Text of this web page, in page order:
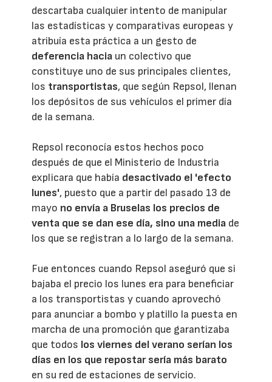
descartaba cualquier intento de manipular
las estadísticas y comparativas europeas y
atribuía esta práctica a un gesto de
deferencia hacia un colectivo que
constituye uno de sus principales clientes,
los transportistas, que según Repsol, llenan
los depósitos de sus vehículos el primer día
de la semana.
Repsol reconocía estos hechos poco
después de que el Ministerio de Industria
explicara que había desactivado el 'efecto
lunes', puesto que a partir del pasado 13 de
mayo no envía a Bruselas los precios de
venta que se dan ese día, sino una media de
los que se registran a lo largo de la semana.
Fue entonces cuando Repsol aseguró que si
bajaba el precio los lunes era para beneficiar
a los transportistas y cuando aprovechó
para anunciar a bombo y platillo la puesta en
marcha de una promoción que garantizaba
que todos los viernes del verano serían los
días en los que repostar sería más barato
en su red de estaciones de servicio.